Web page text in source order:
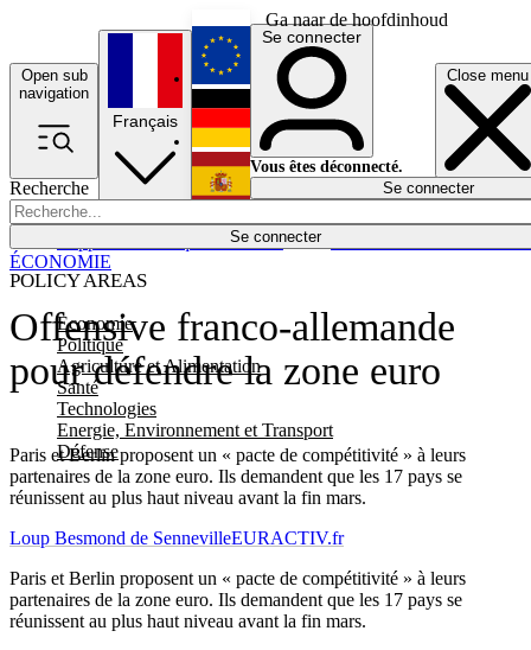
Ga naar de hoofdinhoud
Open sub
navigation
Close menu
Recherche
Se connecter
POLICY AREAS
Economie
Politique
Agriculture et Alimentation
Santé
Technologies
Energie, Environnement et Transport
Défense
Économie
Français
English
Deutsch
Español
Se connecter
Vous êtes déconnecté.
Se connecter
Offensive franco-allemande
pour défendre la zone euro
Paris et Berlin proposent un « pacte de compétitivité » à leurs
partenaires de la zone euro. Ils demandent que les 17 pays se
réunissent au plus haut niveau avant la fin mars.
ÉCONOMIE
Loup Besmond de SennevilleEURACTIV.fr
Paris et Berlin proposent un « pacte de compétitivité » à leurs
partenaires de la zone euro. Ils demandent que les 17 pays se
réunissent au plus haut niveau avant la fin mars.